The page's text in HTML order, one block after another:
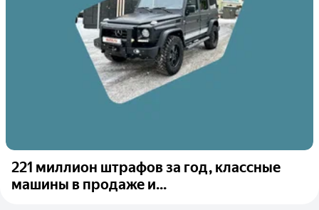
221 миллион штрафов за год, классные
машины в продаже и...